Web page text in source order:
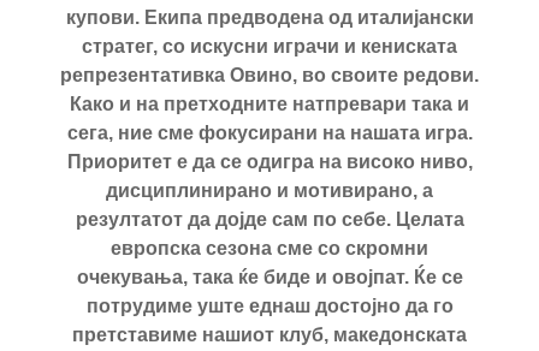
купови. Екипа предводена од италијански
стратег, со искусни играчи и кениската
репрезентативка Овино, во своите редови.
Како и на претходните натпревари така и
сега, ние сме фокусирани на нашата игра.
Приоритет е да се одигра на високо ниво,
дисциплинирано и мотивирано, а
резултатот да дојде сам по себе. Целата
европска сезона сме со скромни
очекувања, така ќе биде и овојпат. Ќе се
потрудиме уште еднаш достојно да го
претставиме нашиот клуб, македонската